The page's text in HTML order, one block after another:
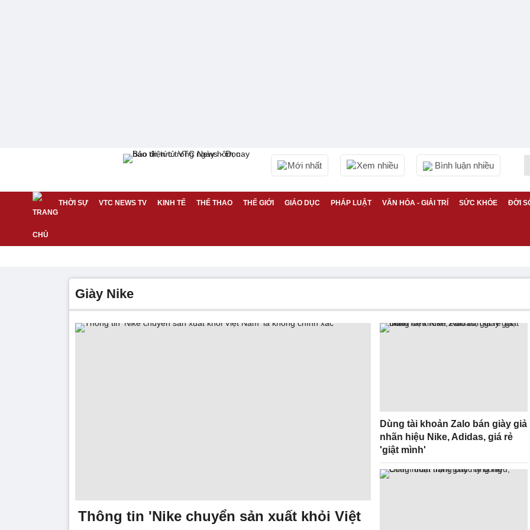
Mới nhất Xem nhiều Bình luận nhiều
THỜI SỰ VTC NEWS TV KINH TẾ THỂ THAO THẾ GIỚI GIÁO DỤC PHÁP LUẬT VĂN HÓA - GIẢI TRÍ SỨC KHỎE ĐỜI
giày Nike
Thông tin 'Nike chuyển sản xuất khỏi Việt
Dùng tài khoản Zalo bán giày giả
nhãn hiệu Nike, Adidas, giá rẻ
'giật mình'